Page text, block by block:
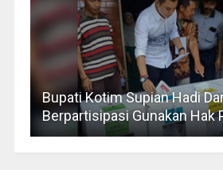
Bupati Kotim Supian Hadi
Berpartisipasi Gunakan Hak